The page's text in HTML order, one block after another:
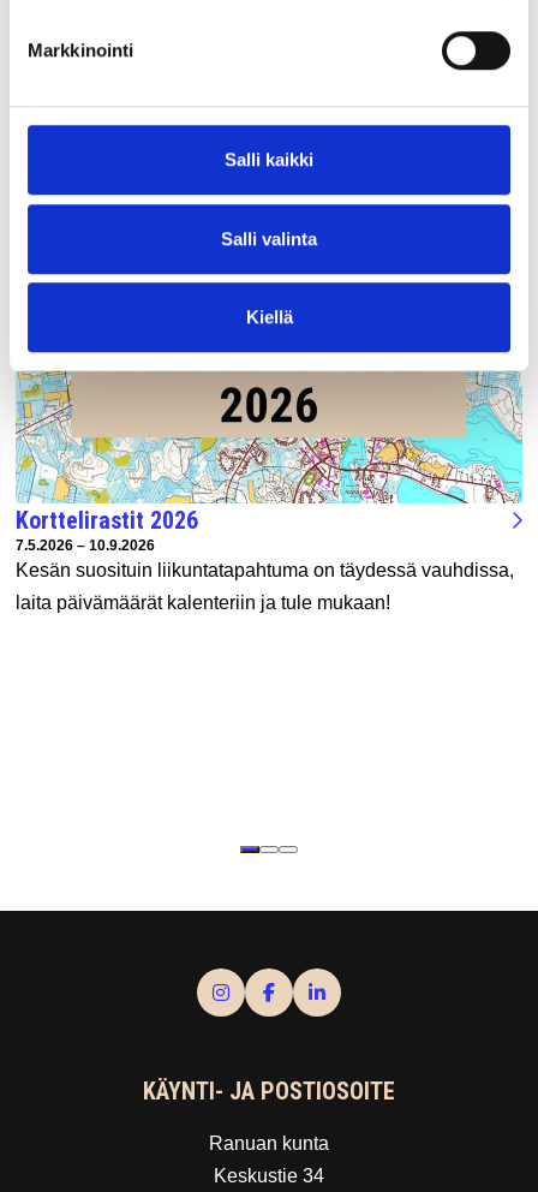
Markkinointi
Salli kaikki
Salli valinta
Kiellä
Jaa:
UUSIMMAT TAPAHTUMAT
Korttelirastit 2026
Tapahtuman ajankohta:
7.5.2026 – 10.9.2026
Kesän suosituin liikuntatapahtuma on täydessä vauhdissa,
laita päivämäärät kalenteriin ja tule mukaan!
KÄYNTI- JA POSTIOSOITE
Ranuan kunta
Keskustie 34